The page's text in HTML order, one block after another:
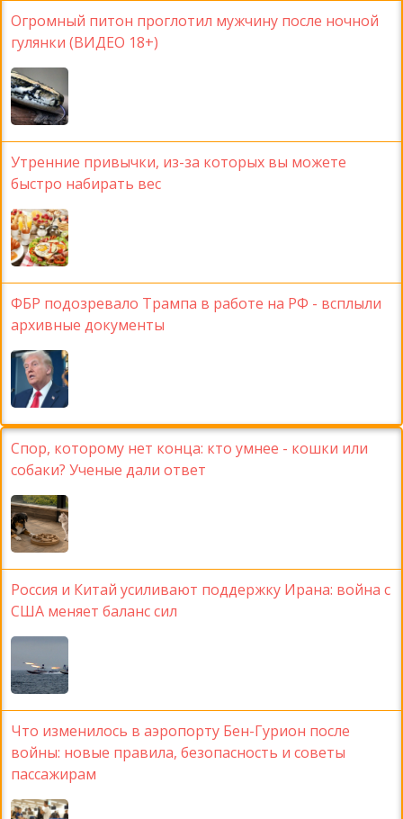
Огромный питон проглотил мужчину после ночной
гулянки (ВИДЕО 18+)
Утренние привычки, из-за которых вы можете
быстро набирать вес
ФБР подозревало Трампа в работе на РФ - всплыли
архивные документы
Спор, которому нет конца: кто умнее - кошки или
собаки? Ученые дали ответ
Россия и Китай усиливают поддержку Ирана: война с
США меняет баланс сил
Что изменилось в аэропорту Бен-Гурион после
войны: новые правила, безопасность и советы
пассажирам